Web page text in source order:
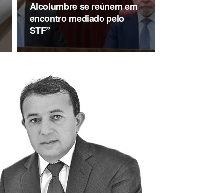
Alcolumbre se reúnem em
encontro mediado pelo
STF”